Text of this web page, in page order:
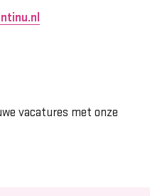
vacatures met onze